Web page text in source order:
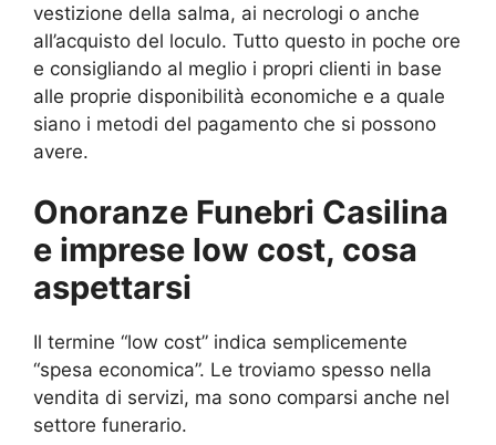
vestizione della salma, ai necrologi o anche
all’acquisto del loculo. Tutto questo in poche ore
e consigliando al meglio i propri clienti in base
alle proprie disponibilità economiche e a quale
siano i metodi del pagamento che si possono
avere.
Onoranze Funebri Casilina
e imprese low cost, cosa
aspettarsi
Il termine “low cost” indica semplicemente
“spesa economica”. Le troviamo spesso nella
vendita di servizi, ma sono comparsi anche nel
settore funerario.